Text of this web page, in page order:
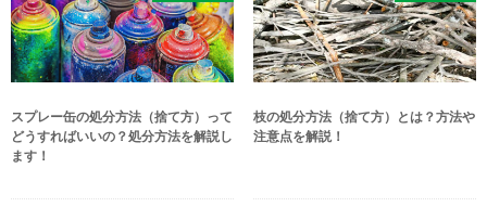
スプレー缶の処分方法（捨て方）って
どうすればいいの？処分方法を解説し
ます！
枝の処分方法（捨て方）とは？方法や
注意点を解説！